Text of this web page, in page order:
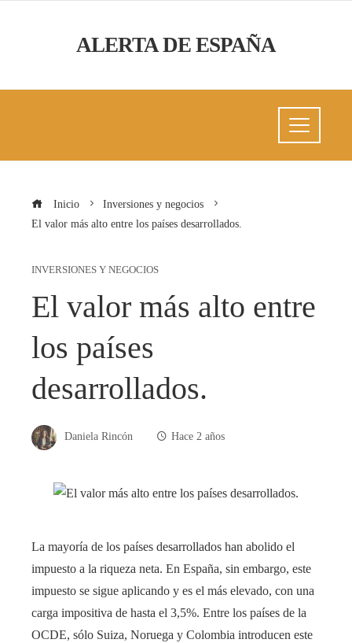
ALERTA DE ESPAÑA
Inicio
Inversiones y negocios
El valor más alto entre los países desarrollados.
INVERSIONES Y NEGOCIOS
El valor más alto entre
los países
desarrollados.
Daniela Rincón Hace 2 años
La mayoría de los países desarrollados han abolido el
impuesto a la riqueza neta. En España, sin embargo, este
impuesto se sigue aplicando y es el más elevado, con una
carga impositiva de hasta el 3,5%. Entre los países de la
OCDE, sólo Suiza, Noruega y Colombia introducen este